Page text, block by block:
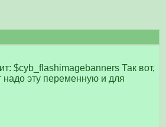
$cyb_flashimagebanners Так вот,
эту переменную и для